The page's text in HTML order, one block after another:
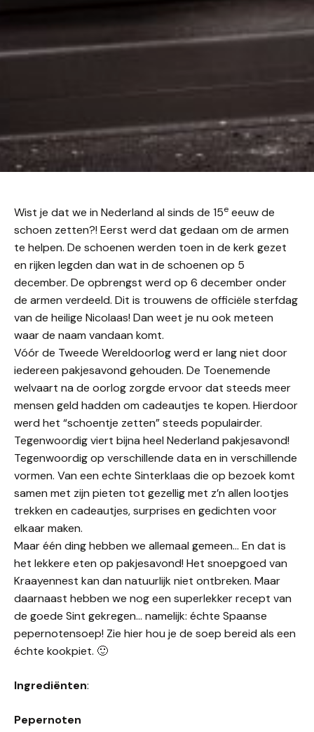
Wist je dat we in Nederland al sinds de 15e eeuw de
schoen zetten?! Eerst werd dat gedaan om de armen
te helpen. De schoenen werden toen in de kerk gezet
en rijken legden dan wat in de schoenen op 5
december. De opbrengst werd op 6 december onder
de armen verdeeld. Dit is trouwens de officiële sterfdag
van de heilige Nicolaas! Dan weet je nu ook meteen
waar de naam vandaan komt.
Vóór de Tweede Wereldoorlog werd er lang niet door
iedereen pakjesavond gehouden. De Toenemende
welvaart na de oorlog zorgde ervoor dat steeds meer
mensen geld hadden om cadeautjes te kopen. Hierdoor
werd het “schoentje zetten” steeds populairder.
Tegenwoordig viert bijna heel Nederland pakjesavond!
Tegenwoordig op verschillende data en in verschillende
vormen. Van een echte Sinterklaas die op bezoek komt
samen met zijn pieten tot gezellig met z’n allen lootjes
trekken en cadeautjes, surprises en gedichten voor
elkaar maken.
Maar één ding hebben we allemaal gemeen… En dat is
het lekkere eten op pakjesavond! Het snoepgoed van
Kraayennest kan dan natuurlijk niet ontbreken. Maar
daarnaast hebben we nog een superlekker recept van
de goede Sint gekregen… namelijk: échte Spaanse
pepernotensoep! Zie hier hou je de soep bereid als een
échte kookpiet. 🙂
Ingrediënten:
Pepernoten